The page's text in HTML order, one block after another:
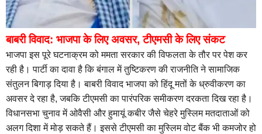
बाबरी विवाद: भाजपा के लिए अवसर, टीएमसी के लिए संकट
भाजपा इस पूरे घटनाक्रम को ममता सरकार की विफलता के तौर पर पेश कर
रही है। पार्टी का दावा है कि बंगाल में तुष्टिकरण की राजनीति ने सामाजिक
संतुलन बिगाड़ दिया है। बाबरी विवाद भाजपा को हिंदू मतों के ध्रुवीकरण का
अवसर दे रहा है, जबकि टीएमसी का पारंपरिक समीकरण दरकता दिख रहा है।
विधानसभा चुनाव में ओवैसी और हुमायूं कबीर जैसे चेहरे मुस्लिम मतदाताओं को
अलग दिशा में मोड़ सकते हैं। इससे टीएमसी का मुस्लिम वोट बैंक भी कमजोर हो